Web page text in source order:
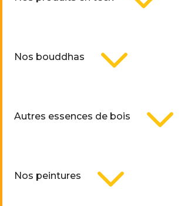
Nos bouddhas 3
Autres essences de bois 3
Nos peintures 3